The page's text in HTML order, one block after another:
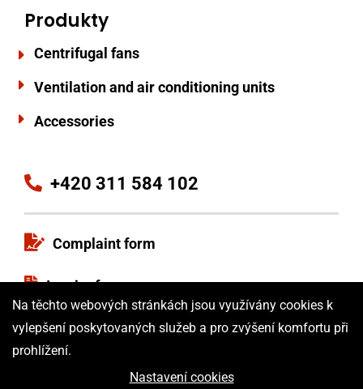
Produkty
Centrifugal fans
Ventilation and air conditioning units
Accessories
+420 311 584 102
Complaint form
Inquiry form
Terms and Conditions
ISO certificate
Na těchto webových stránkách jsou využívány cookies k
vylepšení poskytovaných služeb a pro zvýšení komfortu při
prohlížení.
Nastavení cookies